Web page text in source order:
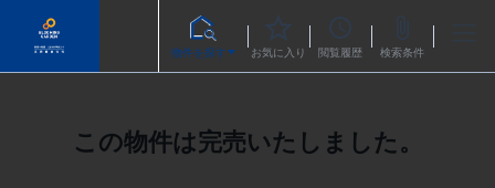
物件を探す お気に入り 閲覧履歴 検索条件
この物件は完売いたしました。